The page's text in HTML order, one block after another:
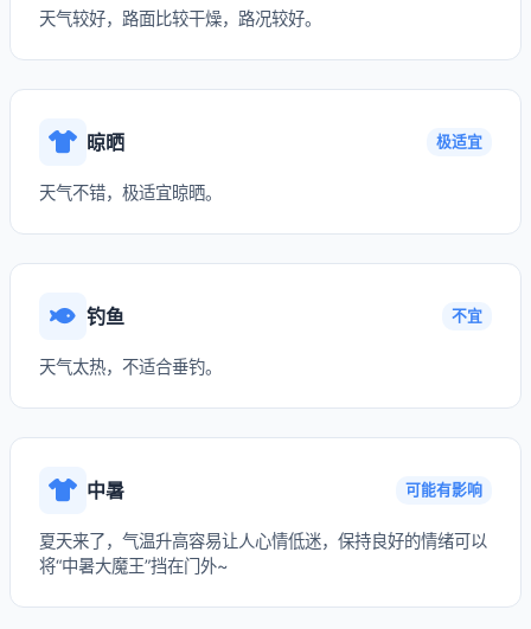
天气较好，路面比较干燥，路况较好。
晾晒 极适宜
天气不错，极适宜晾晒。
钓鱼 不宜
天气太热，不适合垂钓。
中暑 可能有影响
夏天来了，气温升高容易让人心情低迷，保持良好的情绪可以
将“中暑大魔王”挡在门外~